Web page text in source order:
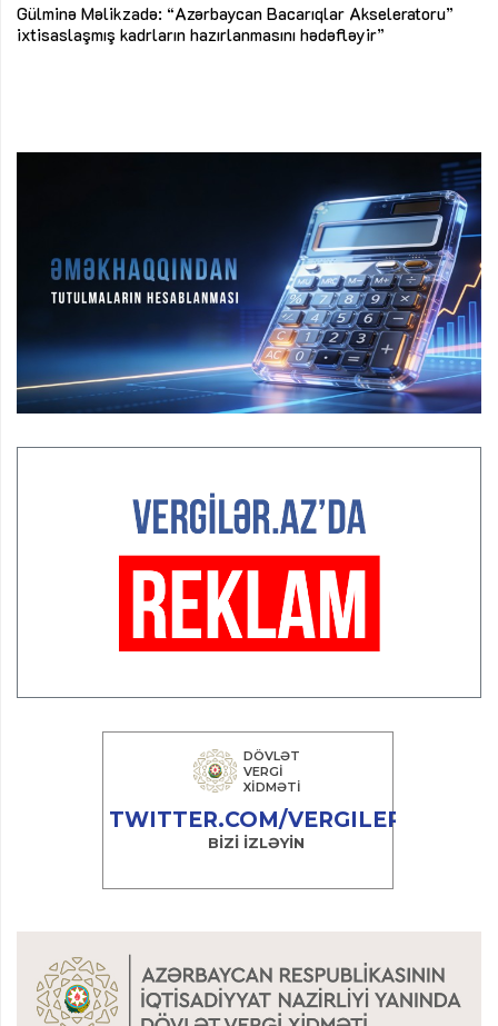
Gülminə Məlikzadə: “Azərbaycan Bacarıqlar Akseleratoru”
ixtisaslaşmış kadrların hazırlanmasını hədəfləyir”